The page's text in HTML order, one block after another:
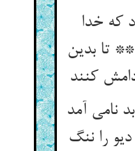
که خدا
تا بدین
کنند
نامی آمد
را ننگ